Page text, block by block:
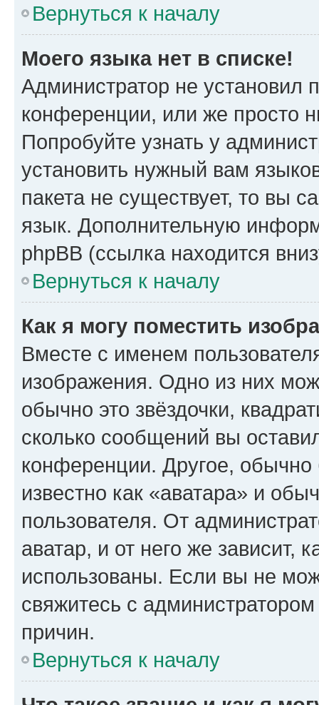
Вернуться к началу
Моего языка нет в списке!
Администратор не установил
конференции, или же просто
Попробуйте узнать у
установить нужный вам
пакета не существует, то вы
язык. Дополнительную
phpBB (ссылка находится
Вернуться к началу
Как я могу поместить
Вместе с именем
изображения. Одно из них
обычно это звёздочки,
сколько сообщений вы
конференции. Другое,
известно как «аватара» и
пользователя. От
аватар, и от него же зависит,
использованы. Если вы не
свяжитесь с
причин.
Вернуться к началу